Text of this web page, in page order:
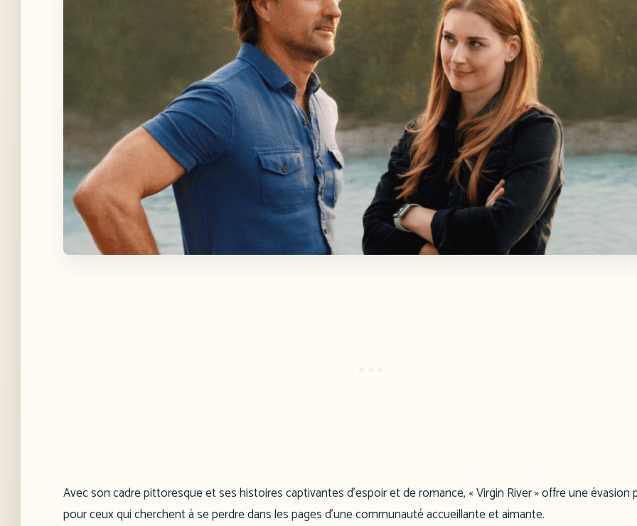
Avec son cadre pittoresque et ses histoires captivantes d’espoir et de romance, « Virgin River » offre une évasion
pour ceux qui cherchent à se perdre dans les pages d’une communauté accueillante et aimante.